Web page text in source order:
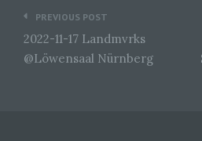
Beitragsnavigation
PREVIOUS POST
2022-11-17 Landmvrks
@Löwensaal Nürnberg
Name und Anschrift des für
Verantwortlichen
Verantwortlicher im Sinne der
Grundverordnung, sonstiger in
Europäischen Union geltenden